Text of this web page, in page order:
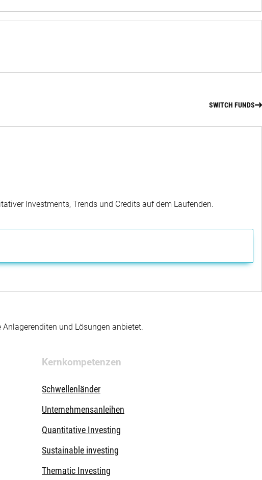
SWITCH FUNDS
Investments, Trends und Credits auf dem Laufenden.
und Lösungen anbietet.
Kernkompetenzen
Schwellenländer
Unternehmensanleihen
Quantitative Investing
Sustainable investing
Thematic Investing